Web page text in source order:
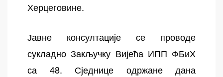
Херцеговине.
Јавне консултације се проводе
сукладно Закључку Вијећа ИПП ФБиХ
са 48. Сједнице одржане дана